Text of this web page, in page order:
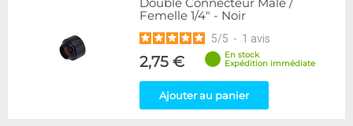
Double Connecteur Mâle /
Femelle 1/4" - Noir
5/5 - 1 avis
2,75 €
En stock
Expédition immédiate
Ajouter au panier